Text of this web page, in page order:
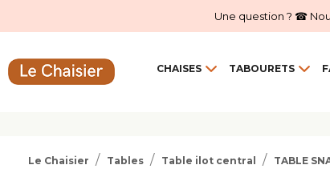
Une question ? ☎
CHAISES TABOURETS
Le Chaisier Tables Table ilot central TABLE